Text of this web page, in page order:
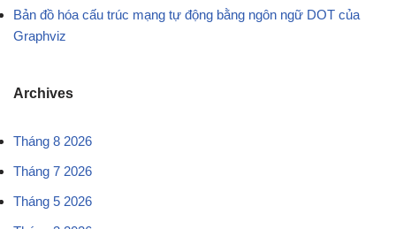
Bản đồ hóa cấu trúc mạng tự động bằng ngôn ngữ DOT của
Graphviz
Archives
Tháng 8 2026
Tháng 7 2026
Tháng 5 2026